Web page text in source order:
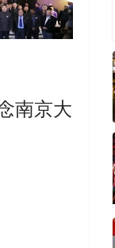
南京大